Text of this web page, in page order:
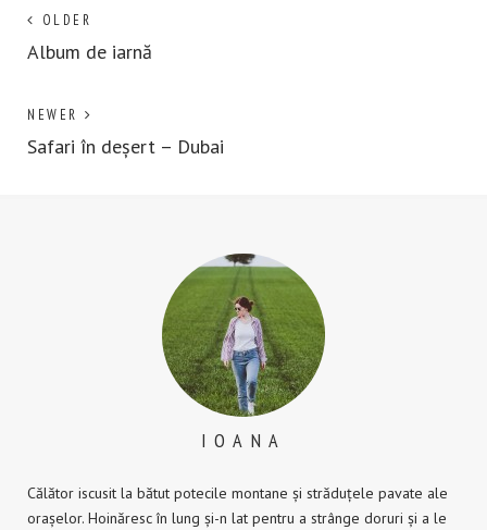
Post
navigation
OLDER
post:
Album de iarnă
NEWER
post:
Safari în deșert – Dubai
IOANA
Călător iscusit la bătut potecile montane și străduțele pavate ale
orașelor. Hoinăresc în lung și-n lat pentru a strânge doruri și a le